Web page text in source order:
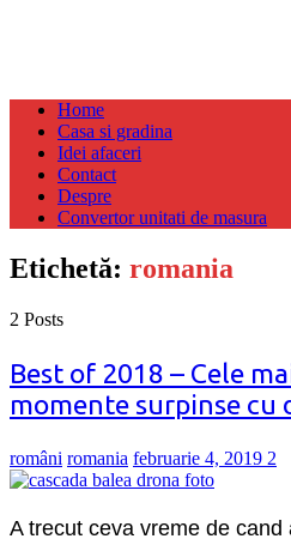
Home
Casa si gradina
Idei afaceri
Contact
Despre
Convertor unitati de masura
Etichetă: romania
2 Posts
Best of 2018 – Cele
momente surpinse cu
români romania februarie 4, 2019 2
A trecut ceva vreme de